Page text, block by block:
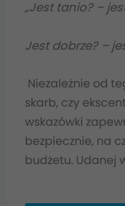
„Jest tanio? –
Jest dobrze? –
Niezależnie od
skarb, czy
wskazówki
bezpiecznie, na
budżetu. Udanej